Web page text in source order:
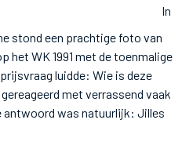
In
stond een prachtige foto van
het WK 1991 met de toenmalige
luidde: Wie is deze
met verrassend vaak
was natuurlijk: Jilles